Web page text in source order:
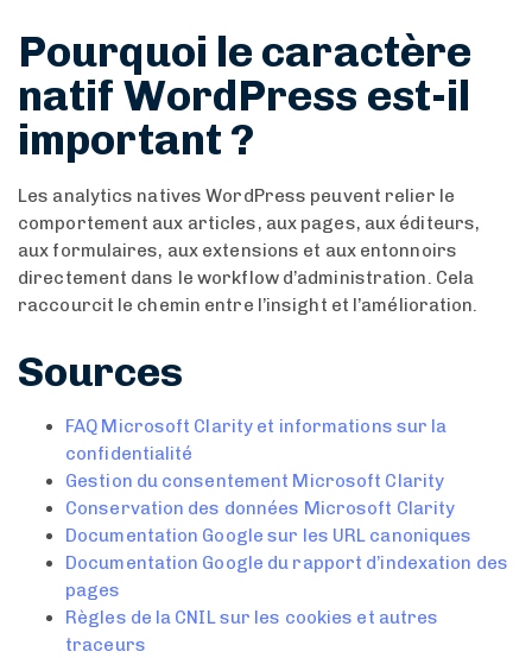
Pourquoi le caractère
natif WordPress est-il
important ?
Les analytics natives WordPress peuvent relier le
comportement aux articles, aux pages, aux éditeurs,
aux formulaires, aux extensions et aux entonnoirs
directement dans le workflow d’administration. Cela
raccourcit le chemin entre l’insight et l’amélioration.
Sources
FAQ Microsoft Clarity et informations sur la
confidentialité
Gestion du consentement Microsoft Clarity
Conservation des données Microsoft Clarity
Documentation Google sur les URL canoniques
Documentation Google du rapport d’indexation des
pages
Règles de la CNIL sur les cookies et autres
traceurs